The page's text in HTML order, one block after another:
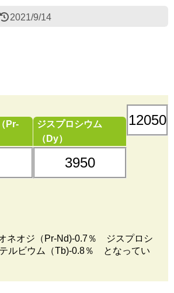
2021/9/14
Pr-
ジスプロシウム
（Dy）
3950
12050
ネオジ（Pr-Nd)-0.7％ ジスプロシ
ルビウム（Tb)-0.8％ となってい